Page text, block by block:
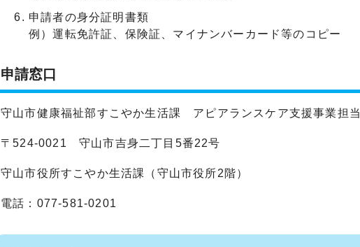
申請者の身分証明書類
例）運転免許証、保険証、マイナンバーカード等のコピー
申請窓口
守山市健康福祉部すこやか生活課 アピアランスケア支援事業担当
〒524-0021 守山市吉身二丁目5番22号
守山市役所すこやか生活課（守山市役所2階）
電話：077-581-0201